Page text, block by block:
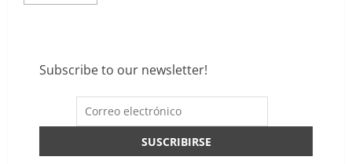
del
rock
con
alma
Subscribe to our newsletter!